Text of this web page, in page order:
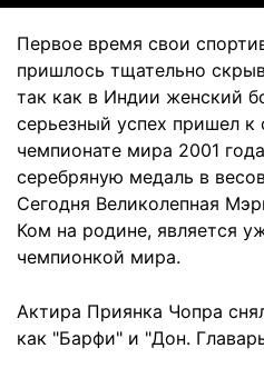
Первое время свои
пришлось тщательно
так как в Индии женский
серьезный успех пришел к
чемпионате мира 2001
серебряную медаль в
Сегодня Великолепная
Ком на родине, является
чемпионкой мира.
Актира Приянка Чопра
как "Барфи" и "Дон.